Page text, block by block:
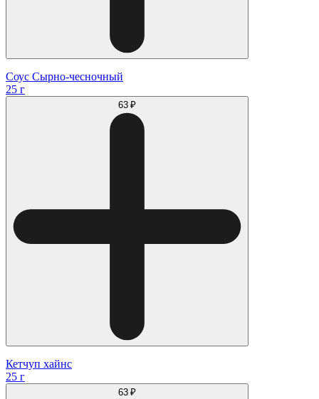
Соус Сырно-чесночный
25 г
63 ₽
Кетчуп хайнс
25 г
63 ₽